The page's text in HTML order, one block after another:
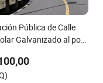
Pública de Calle
Galvanizado al por